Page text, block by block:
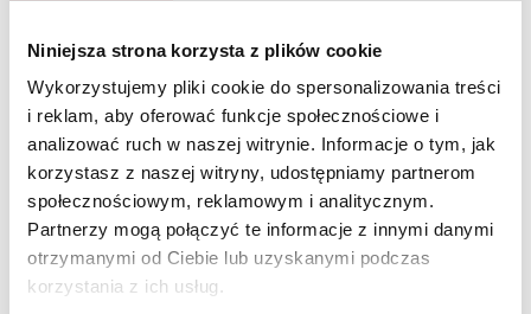
Niniejsza strona korzysta z plików cookie
Wykorzystujemy pliki cookie do spersonalizowania treści
i reklam, aby oferować funkcje społecznościowe i
analizować ruch w naszej witrynie. Informacje o tym, jak
korzystasz z naszej witryny, udostępniamy partnerom
społecznościowym, reklamowym i analitycznym.
Partnerzy mogą połączyć te informacje z innymi danymi
otrzymanymi od Ciebie lub uzyskanymi podczas
korzystania z ich usług.
Leasing netto od:
7 357 zł
9 049 zł brutto / msc.
Cena brutto:
579 473 zł
Twój nowy samochód w kilku
prostych krokach